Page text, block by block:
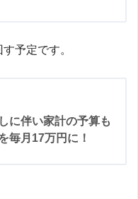
予定です。
に伴い家計の予算も
毎月17万円に！